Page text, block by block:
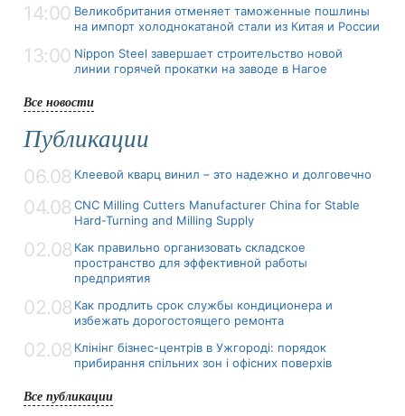
14:00 Великобритания отменяет таможенные пошлины
на импорт холоднокатаной стали из Китая и России
13:00 Nippon Steel завершает строительство новой
линии горячей прокатки на заводе в Нагое
Все новости
Публикации
06.08 Клеевой кварц винил – это надежно и долговечно
04.08 CNC Milling Cutters Manufacturer China for Stable
Hard-Turning and Milling Supply
02.08 Как правильно организовать складское
пространство для эффективной работы
предприятия
02.08 Как продлить срок службы кондиционера и
избежать дорогостоящего ремонта
02.08 Клінінг бізнес-центрів в Ужгороді: порядок
прибирання спільних зон і офісних поверхів
Все публикации